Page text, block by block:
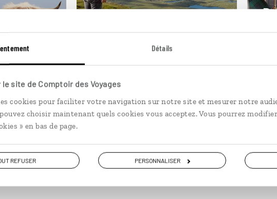
Détails
site de Comptoir des Voyages
cookies pour faciliter votre navigation sur notre site et mesurer notre
choisir maintenant quels cookies vous acceptez. Vous pourrez
» en bas de page.
REFUSER PERSONNALISER
de
Inverness,
Patchwork écossais
Autotour dans le centre :
Highlands, île de Skye,
11 jours / 10 nuits
à partir de 1750€
8
à